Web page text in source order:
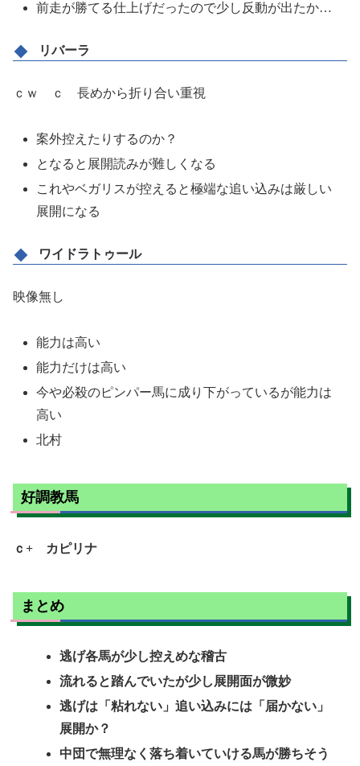
前走が勝てる仕上げだったので少し反動が出たか…
リバーラ
ｃｗ ｃ 長めから折り合い重視
案外控えたりするのか？
となると展開読みが難しくなる
これやベガリスが控えると極端な追い込みは厳しい
展開になる
ワイドラトゥール
映像無し
能力は高い
能力だけは高い
今や必殺のピンパー馬に成り下がっているが能力は
高い
北村
好調教馬
ｃ+ カピリナ
まとめ
逃げ各馬が少し控えめな稽古
流れると踏んでいたが少し展開面が微妙
逃げは「粘れない」追い込みには「届かない」
展開か？
中団で無理なく落ち着いていける馬が勝ちそう